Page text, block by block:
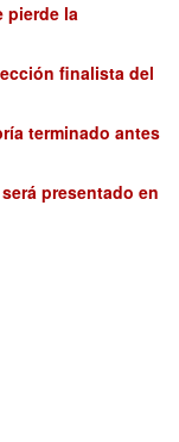
pierde la
finalista del
terminado antes
presentado en